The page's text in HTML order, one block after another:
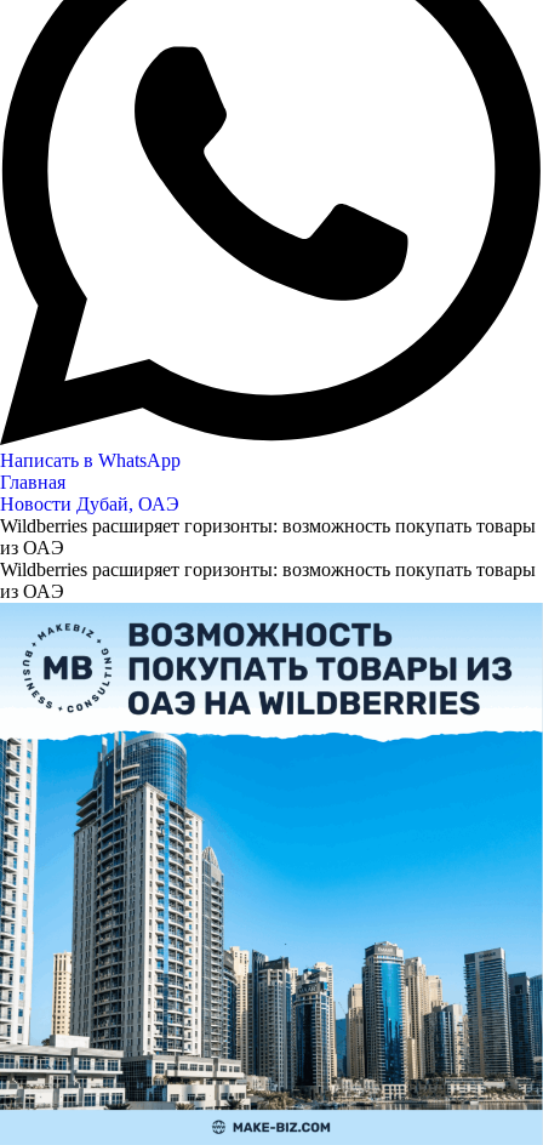
Написать в WhatsApp
Главная
Новости Дубай, ОАЭ
Wildberries расширяет горизонты: возможность покупать товары
из ОАЭ
Wildberries расширяет горизонты: возможность покупать товары
из ОАЭ